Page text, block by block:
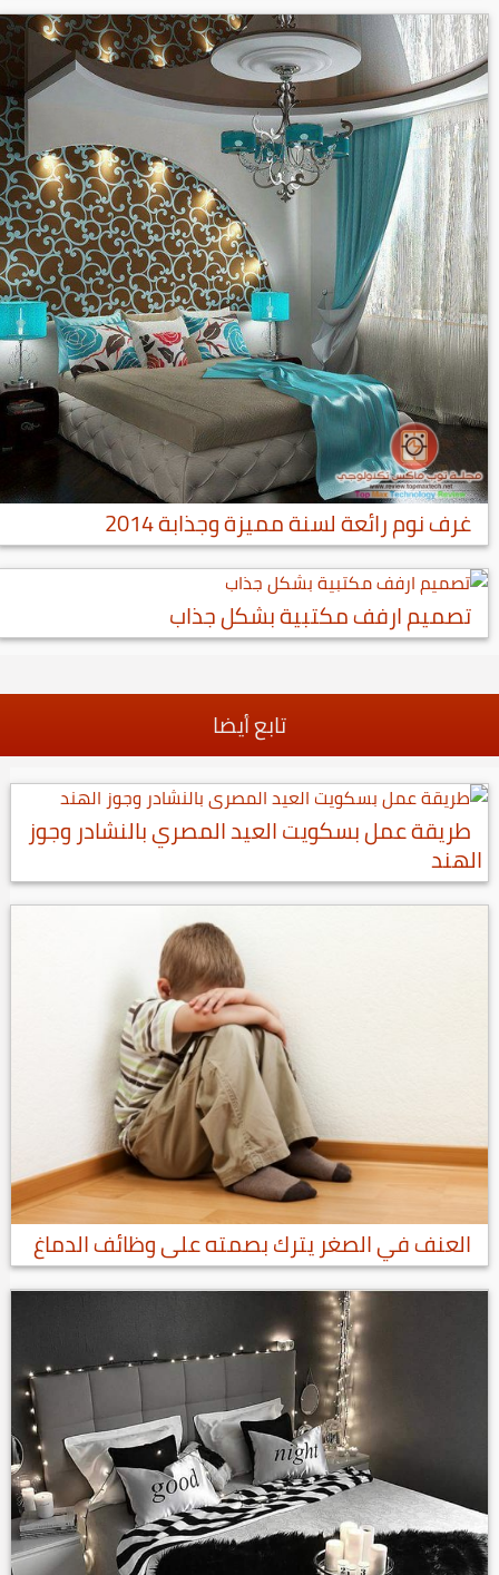
غرف نوم رائعة لسنة مميزة وجذابة 2014
تصميم ارفف مكتبية بشكل جذاب
تابع أيضا
طريقة عمل بسكويت العيد المصري بالنشادر وجوز
الهند
العنف في الصغر يترك بصمته على وظائف الدماغ